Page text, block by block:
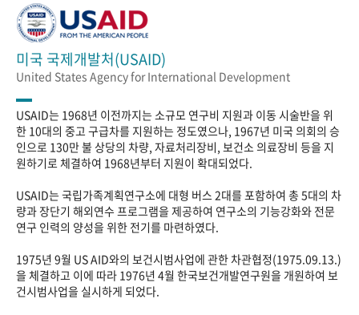
미국 국제개발처(USAID)
United States Agency for International Development
USAID는 1968년 이전까지는 소규모 연구비 지원과 이동 시술반을 위
한 10대의 중고 구급차를 지원하는 정도였으나, 1967년 미국 의회의 승
인으로 130만 불 상당의 차량, 자료처리장비, 보건소 의료장비 등을 지
원하기로 체결하여 1968년부터 지원이 확대되었다.
USAID는 국립가족계획연구소에 대형 버스 2대를 포함하여 총 5대의 차
량과 장단기 해외연수 프로그램을 제공하여 연구소의 기능강화와 전문
연구 인력의 양성을 위한 전기를 마련하였다.
1975년 9월 US AID와의 보건시범사업에 관한 차관협정(1975.09.13.)
을 체결하고 이에 따라 1976년 4월 한국보건개발연구원을 개원하여 보
건시범사업을 실시하게 되었다.